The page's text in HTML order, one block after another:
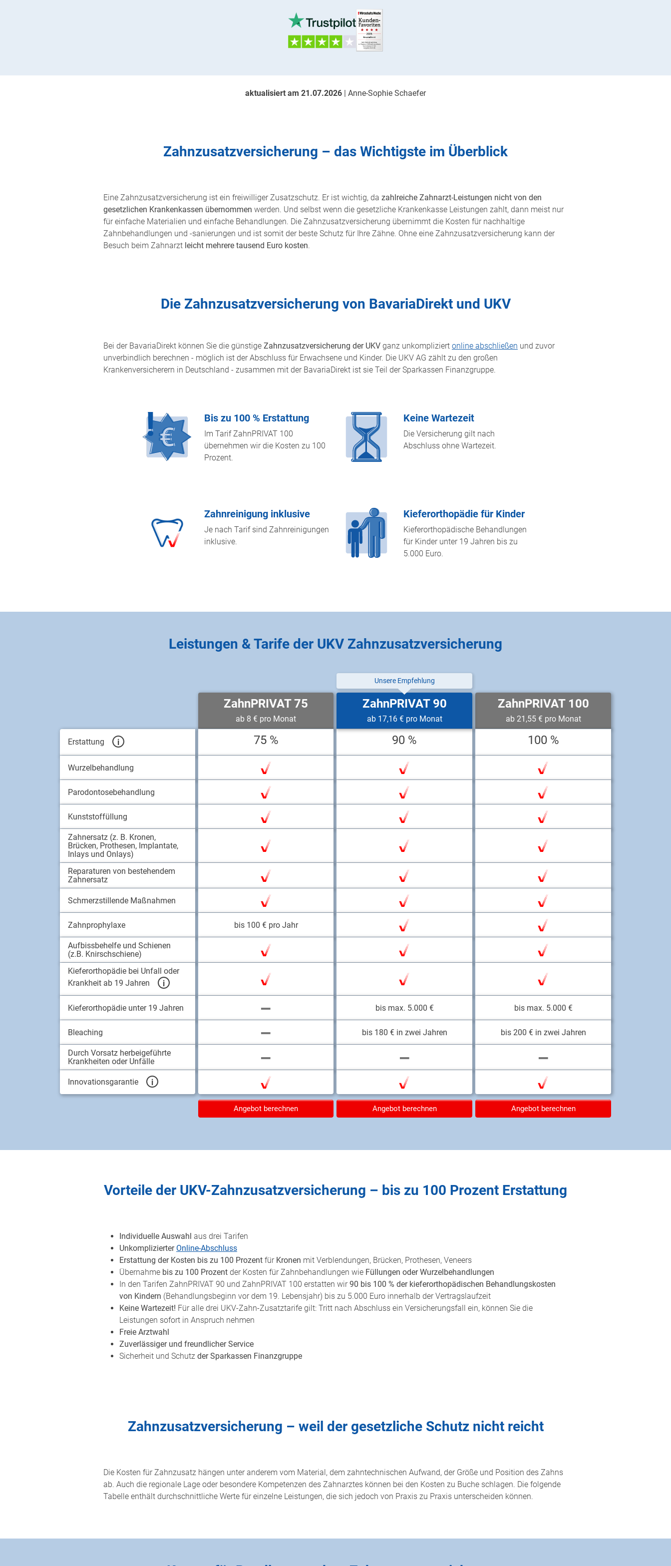
aktualisiert am 21.07.2026 | Anne-Sophie Schaefer
Zahnzusatzversicherung – das Wichtigste im Überblick
Eine Zahnzusatzversicherung ist ein freiwilliger Zusatzschutz. Er ist wichtig, da zahlreiche Zahnarzt-Leistungen nicht von den
gesetzlichen Krankenkassen übernommen werden. Und selbst wenn die gesetzliche Krankenkasse Leistungen zahlt, dann meist nur
für einfache Materialien und einfache Behandlungen. Die Zahnzusatzversicherung übernimmt die Kosten für nachhaltige
Zahnbehandlungen und -sanierungen und ist somit der beste Schutz für Ihre Zähne. Ohne eine Zahnzusatzversicherung kann der
Besuch beim Zahnarzt leicht mehrere tausend Euro kosten.
Die Zahnzusatzversicherung von BavariaDirekt und UKV
Bei der BavariaDirekt können Sie die günstige Zahnzusatzversicherung der UKV ganz unkompliziert online abschließen und zuvor
unverbindlich berechnen - möglich ist der Abschluss für Erwachsene und Kinder. Die UKV AG zählt zu den großen
Krankenversicherern in Deutschland - zusammen mit der BavariaDirekt ist sie Teil der Sparkassen Finanzgruppe.
Bis zu 100 % Erstattung
Im Tarif ZahnPRIVAT 100
übernehmen wir die Kosten zu 100
Prozent.
Keine Wartezeit
Die Versicherung gilt nach
Abschluss ohne Wartezeit.
Zahnreinigung inklusive
Je nach Tarif sind Zahnreinigungen
inklusive.
Kieferorthopädie für Kinder
Kieferorthopädische Behandlungen
für Kinder unter 19 Jahren bis zu
5.000 Euro.
Leistungen & Tarife der UKV Zahnzusatzversicherung
ZahnPRIVAT 75
ab 8 € pro Monat
ZahnPRIVAT 90
ab 17,16 € pro Monat
Unsere Empfehlung
ZahnPRIVAT 100
ab 21,55 € pro Monat
Erstattung 75 % 90 % 100 %
Wurzelbehandlung
Parodontosebehandlung
Kunststoffüllung
Zahnersatz (z. B. Kronen,
Brücken, Prothesen, Implantate,
Inlays und Onlays)
Reparaturen von bestehendem
Zahnersatz
Schmerzstillende Maßnahmen
Zahnprophylaxe bis 100 € pro Jahr
Aufbissbehelfe und Schienen
(z.B. Knirschschiene)
Kieferorthopädie bei Unfall oder
Krankheit ab 19 Jahren
Kieferorthopädie unter 19 Jahren bis max. 5.000 € bis max. 5.000 €
Bleaching bis 180 € in zwei Jahren bis 200 € in zwei Jahren
Durch Vorsatz herbeigeführte
Krankheiten oder Unfälle
Innovationsgarantie
Angebot berechnen Angebot berechnen Angebot berechnen
Vorteile der UKV-Zahnzusatzversicherung – bis zu 100 Prozent Erstattung
Individuelle Auswahl aus drei Tarifen
Unkomplizierter Online-Abschluss
Erstattung der Kosten bis zu 100 Prozent für Kronen mit Verblendungen, Brücken, Prothesen, Veneers
Übernahme bis zu 100 Prozent der Kosten für Zahnbehandlungen wie Füllungen oder Wurzelbehandlungen
In den Tarifen ZahnPRIVAT 90 und ZahnPRIVAT 100 erstatten wir90 bis 100 % der kieferorthopädischen Behandlungskosten
von Kindern (Behandlungsbeginn vor dem 19. Lebensjahr) bis zu 5.000 Euro innerhalb der Vertragslaufzeit
Keine Wartezeit! Für alle drei UKV-Zahn-Zusatztarife gilt: Tritt nach Abschluss ein Versicherungsfall ein, können Sie die
Leistungen sofort in Anspruch nehmen
Freie Arztwahl
Zuverlässiger und freundlicher Service
Sicherheit und Schutz der Sparkassen Finanzgruppe
Zahnzusatzversicherung – weil der gesetzliche Schutz nicht reicht
Die Kosten für Zahnzusatz hängen unter anderem vom Material, dem zahntechnischen Aufwand, der Größe und Position des Zahns
ab. Auch die regionale Lage oder besondere Kompetenzen des Zahnarztes können bei den Kosten zu Buche schlagen. Die folgende
Tabelle enthält durchschnittliche Werte für einzelne Leistungen, die sich jedoch von Praxis zu Praxis unterscheiden können.